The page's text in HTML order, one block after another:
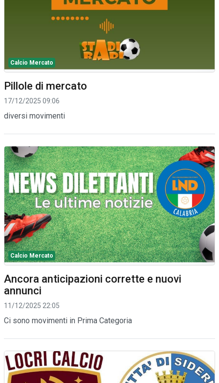
Calcio Mercato
Pillole di mercato
17/12/2025 09:06
diversi movimenti
Calcio Mercato
Ancora anticipazioni corrette e nuovi
annunci
11/12/2025 22:05
Ci sono movimenti in Prima Categoria